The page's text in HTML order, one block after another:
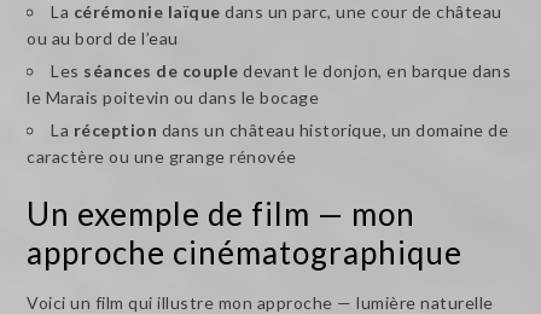
La cérémonie laïque dans un parc, une cour de château
ou au bord de l’eau
Les séances de couple devant le donjon, en barque dans
le Marais poitevin ou dans le bocage
La réception dans un château historique, un domaine de
caractère ou une grange rénovée
Un exemple de film — mon
approche cinématographique
Voici un film qui illustre mon approche — lumière naturelle